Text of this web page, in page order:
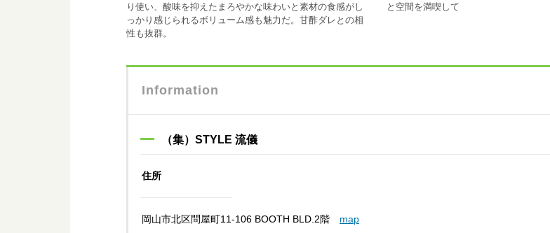
り使い、酸味を抑えたまろやかな味わいと素材の食感がし
っかり感じられるボリューム感も魅力だ。甘酢ダレとの相
性も抜群。
と空間を満喫して
Information
（集）STYLE 流儀
住所
岡山市北区問屋町11-106 BOOTH BLD.2階 map